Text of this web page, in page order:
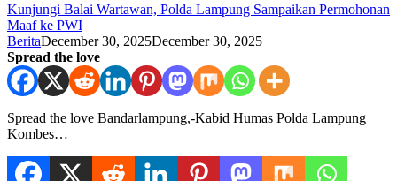
Kunjungi Balai Wartawan, Polda Lampung Sampaikan Permohonan
Maaf ke PWI
BeritaDecember 30, 2025December 30, 2025
Spread the love
Spread the love Bandarlampung,-Kabid Humas Polda Lampung
Kombes…